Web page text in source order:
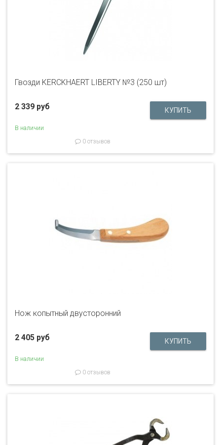
Гвозди KERCKHAERT LIBERTY №3 (250 шт)
2 339 руб
В наличии
0 отзывов
Нож копытный двусторонний
2 405 руб
В наличии
0 отзывов